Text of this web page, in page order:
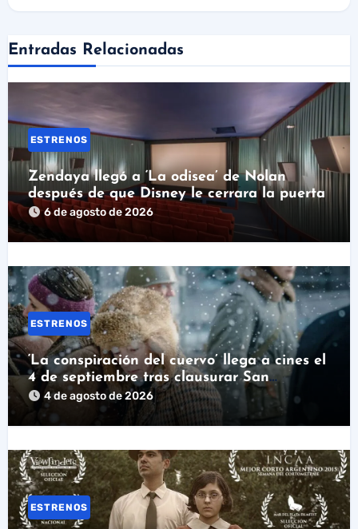
Entradas Relacionadas
ESTRENOS
Zendaya llegó a ‘La odisea’ de Nolan
después de que Disney le cerrara la puerta
6 de agosto de 2026
ESTRENOS
‘La conspiración del cuervo’ llega a cines el
4 de septiembre tras clausurar San
Sebastián
4 de agosto de 2026
ESTRENOS